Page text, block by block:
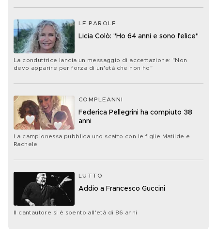
LE PAROLE
Licia Colò: "Ho 64 anni e sono felice"
La conduttrice lancia un messaggio di accettazione: "Non
devo apparire per forza di un'età che non ho"
COMPLEANNI
Federica Pellegrini ha compiuto 38
anni
La campionessa pubblica uno scatto con le figlie Matilde e
Rachele
LUTTO
Addio a Francesco Guccini
Il cantautore si è spento all'età di 86 anni